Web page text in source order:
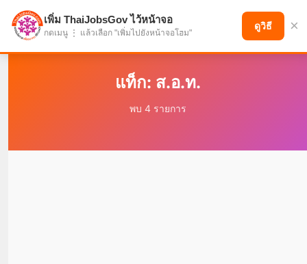
แบ่งปันโอกาส เพื่ออนาคตที่ก้าวหน้า
แท็ก: ส.อ.ท.
พบ 4 รายการ
เพิ่ม ThaiJobsGov ไว้หน้าจอ
กดเมนู ⋮ แล้วเลือก "เพิ่มไปยังหน้าจอโฮม"
ดูวิธี ×